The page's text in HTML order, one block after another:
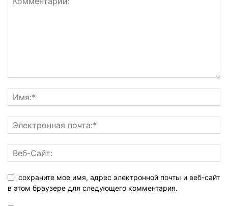
сохраните мое имя, адрес электронной почты и веб-сайт
в этом браузере для следующего комментария.